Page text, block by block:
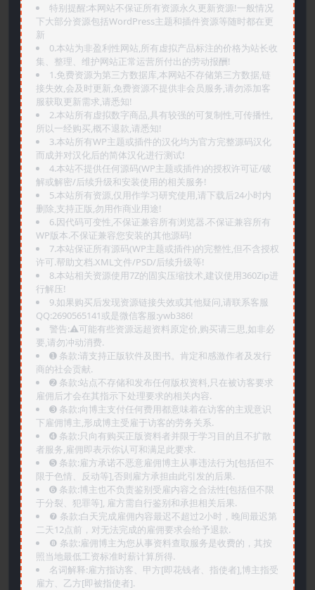
特别提醒:本网站不保证所有资源永久更新资源!一般情况
下大部分资源包括WordPress主题和插件资源等随时都在更
新
0.本站为非盈利性网站,所有虚拟产品标注的价格为站长收
集、整理、维护网站正常运营所付出的劳动报酬!
1.免费资源为第三方数据库,本网站不存储第三方数据,链
接失效,会及时更新,免费资源不提供非会员服务,请勿添加客
服获取更新需求,请悉知!
2.本站所有虚拟数字商品,具有较强的可复制性,可传播性,
所以一经购买,概不退款,请悉知!
3.本站所有WP主题或插件的汉化均为官方完整源码汉化
而成并对汉化后的简体汉化进行测试!
4.本站不提供任何源码(WP主题或插件)的授权许可证/破
解或解密/后续升级和安装使用的相关服务!
5.本站所有资源,仅用作学习研究使用,请下载后24小时内
删除,支持正版,勿用作商业用途!
6.因代码可变性,不保证兼容所有浏览器.不保证兼容所有
WP版本.不保证兼容您安装的其他源码!
7.本站保证所有源码(WP主题或插件)的完整性,但不含授权
许可.帮助文档.XML文件/PSD/后续升级等!
8.本站相关资源使用7Z的固实压缩技术,建议使用360Zip进
行解压!
9.如果购买后发现资源链接失效或其他疑问,请联系客服
QQ:2690565141或是微信客服:ywb386!
警告:⚠️可能有些资源远超资料原定价,购买请三思,如非必
要,请勿冲动消费.
➊️ 条款:请支持正版软件及图书。肯定和感激作者及发行
商的社会贡献.
➋️ 条款:站点不存储和发布任何版权资料,只在被访客要求
雇佣后才会在其指示下处理要求的相关内容.
➌️ 条款:向博主支付任何费用都意味着在访客的主观意识
下雇佣博主,形成博主受雇于访客的劳务关系.
➍️ 条款:只向有购买正版资料者并限于学习目的且不扩散
者服务,雇佣即表示你认可和满足此要求.
➎ 条款:雇方承诺不恶意雇佣博主从事违法行为[包括但不
限于色情、反动等],否则雇方承担由此引发的后果.
➏️ 条款:博主也不负责鉴别受雇内容之合法性[包括但不限
于分裂、犯罪等], 雇方需自行鉴别和承担相关后果.
❼ 条款:白天完成雇佣内容最迟不超过2小时，晚间最迟第
二天12点前，对无法完成的雇佣要求会给予退款.
❽ 条款:雇佣博主为您从事资料查取服务是收费的，其按
照当地最低工资标准时薪计算所得.
名词解释:雇方指访客、甲方[即花钱者、指使者],博主指受
雇方、乙方[即被指使者].